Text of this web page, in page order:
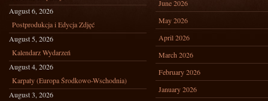
August 6, 2026
Postprodukcja i Edycja Zdjęć
August 5, 2026
Kalendarz Wydarzeń
August 4, 2026
Karpaty (Europa Środkowo-Wschodnia)
August 3, 2026
June 2026
May 2026
April 2026
March 2026
February 2026
January 2026